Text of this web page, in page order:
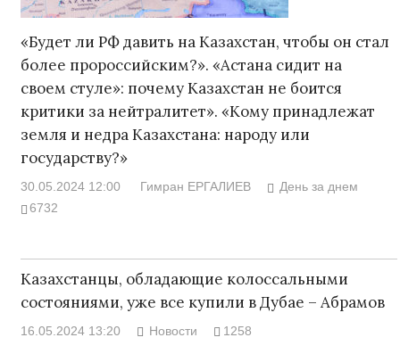
«Будет ли РФ давить на Казахстан, чтобы он стал
более пророссийским?». «Астана сидит на
своем стуле»: почему Казахстан не боится
критики за нейтралитет». «Кому принадлежат
земля и недра Казахстана: народу или
государству?»
30.05.2024 12:00 Гимран ЕРГАЛИЕВ
День за днем
6732
Казахстанцы, обладающие колоссальными
состояниями, уже все купили в Дубае – Абрамов
16.05.2024 13:20 Новости 1258